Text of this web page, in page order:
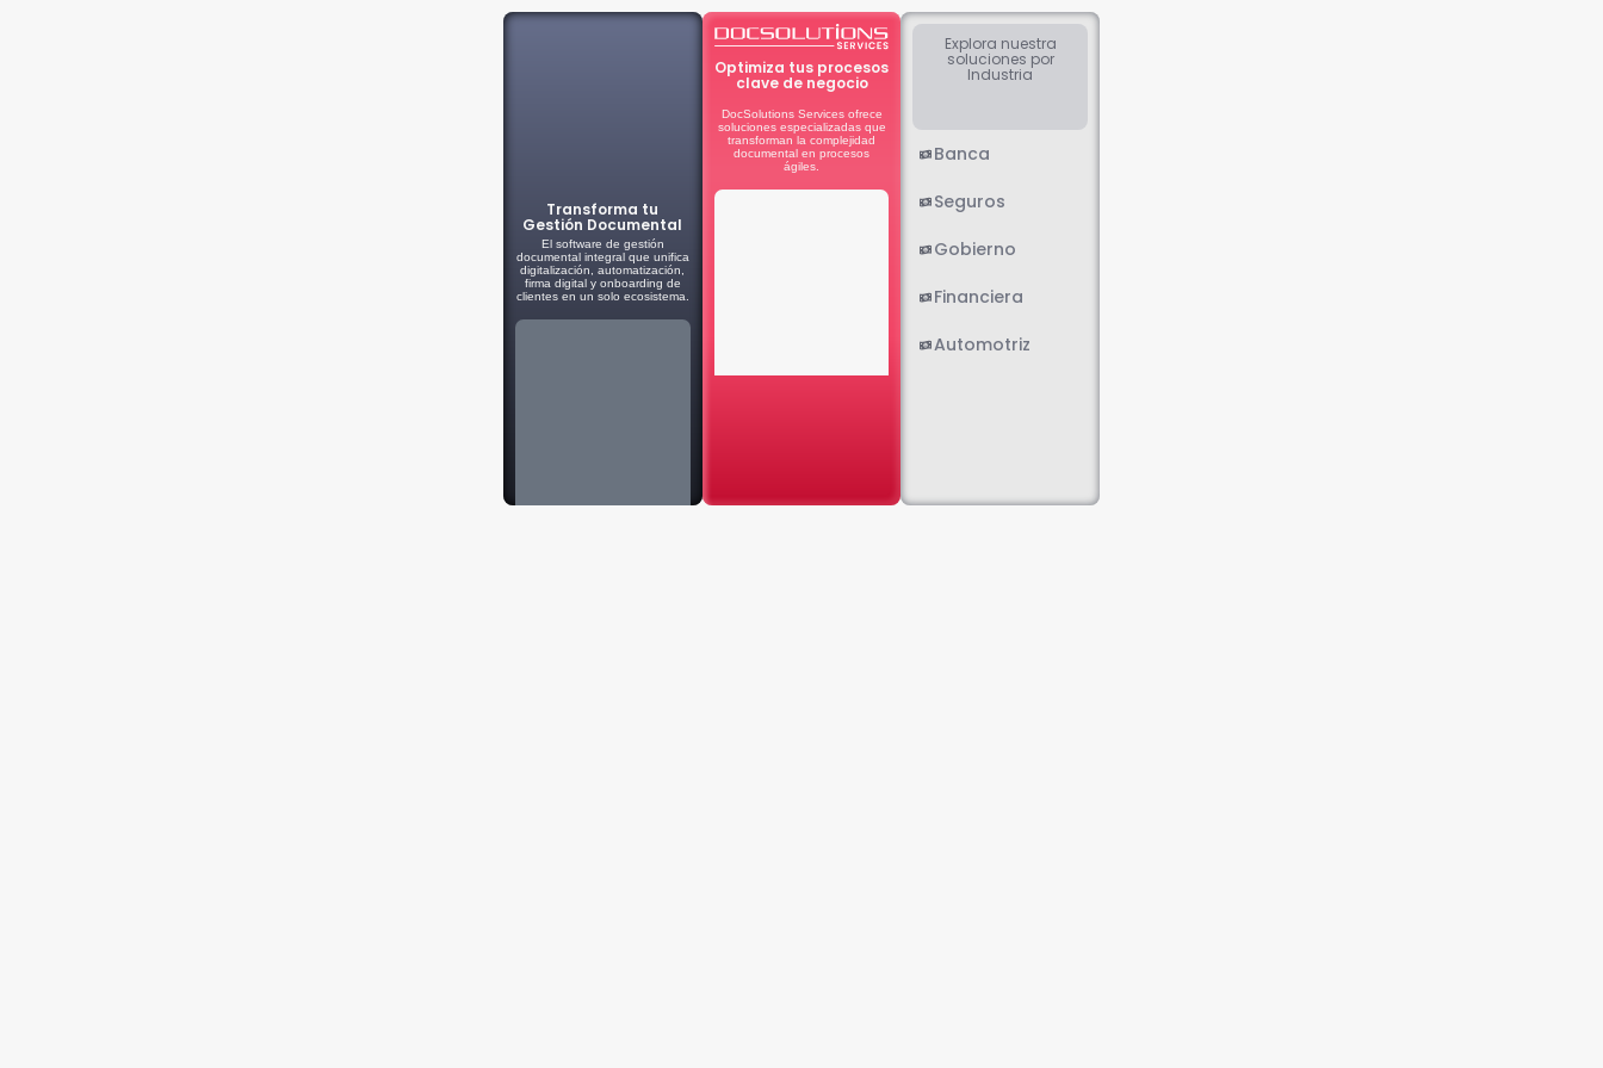
Transforma tu
Gestión Documental
El software de gestión
documental integral que unifica
digitalización, automatización,
firma digital y onboarding de
clientes en un solo ecosistema.
Optimiza tus procesos
clave de negocio
DocSolutions Services ofrece
soluciones especializadas que
transforman la complejidad
documental en procesos
ágiles.
Explora nuestra
soluciones por
Industria
Banca
Seguros
Gobierno
Financiera
Automotriz